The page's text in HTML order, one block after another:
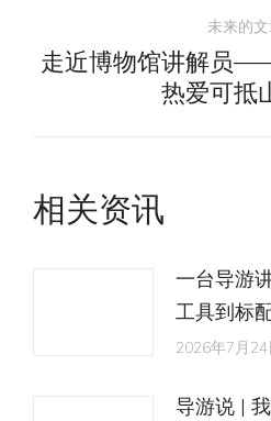
航
的
章
未来的
未
来
走近博物馆讲解员
热爱可抵
相关资讯
一台导游
工具到标
2026年7月24
导游说 |